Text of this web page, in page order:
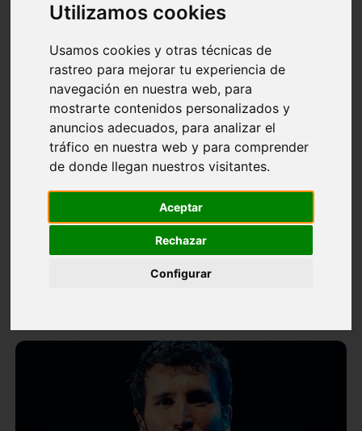
Utilizamos cookies
Usamos cookies y otras técnicas de
rastreo para mejorar tu experiencia de
navegación en nuestra web, para
mostrarte contenidos personalizados y
anuncios adecuados, para analizar el
tráfico en nuestra web y para comprender
de donde llegan nuestros visitantes.
Aceptar
Rechazar
Configurar